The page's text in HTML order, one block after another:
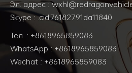
Эл. адрес :
Skype : .cid.76182791da11840
Тел. : +8618965859083
WhatsApp : +8618965859083
Wechat : +8618965859083